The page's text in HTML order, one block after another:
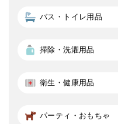
バス・トイレ用品
掃除・洗濯用品
衛生・健康用品
パーティ・おもちゃ